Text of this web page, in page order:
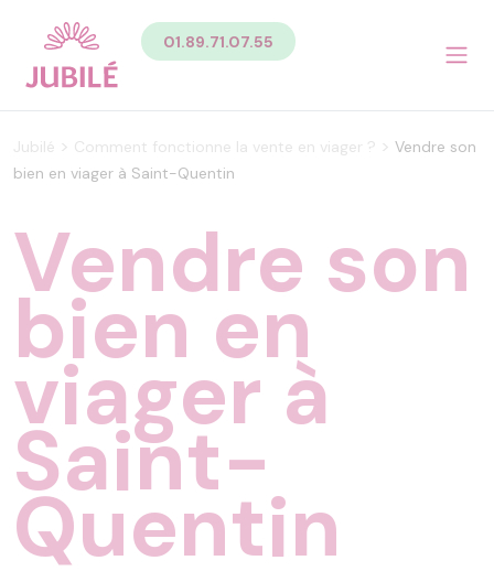
Contenu
Sommaire du contenu de la page
Menu
Pied de page
Menu principal Pied de page
Menu secondaire Pied de page
01.89.71.07.55
Jubilé Comment fonctionne la vente en viager ?
Vendre son
bien en viager à Saint-Quentin
Vendre son
bien en
viager à
Saint-
Quentin